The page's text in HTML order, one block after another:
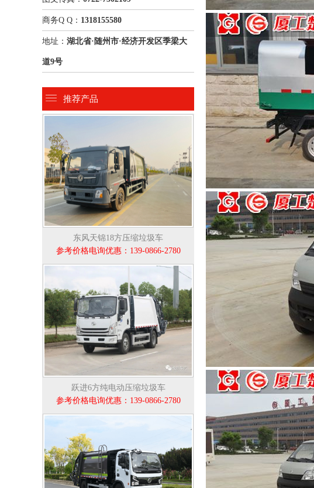
商务Q Q： 1318155580
地址： 湖北省·随州市·经济开发区季梁大
道9号
推荐产品
东风天锦18方压缩垃圾车
参考价格电询优惠：139-0866-2780
跃进6方纯电动压缩垃圾车
参考价格电询优惠：139-0866-2780